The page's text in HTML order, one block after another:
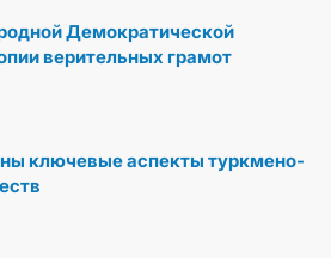
Демократической
верительных грамот
ключевые аспекты туркмено-